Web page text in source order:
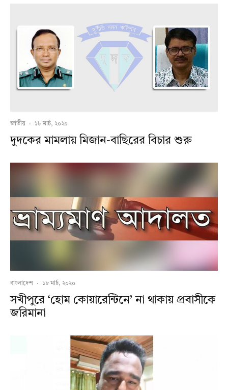
জাতীয় · ১৮ মার্চ, ২০২০
দুদকের মামলায় মিজান-বাছিরের বিচার শুরু
বাংলাদেশ · ১৮ মার্চ, ২০২০
সখীপুরে ‘হোম কোয়ারেন্টিনে’ না থাকায় প্রবাসীকে
জরিমানা